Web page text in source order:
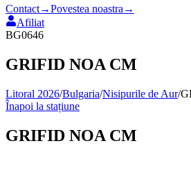
Contact→Povestea noastra →
Afiliat
BG0646
GRIFID NOA CM
Litoral 2026/Bulgaria/Nisipurile de Aur/
Înapoi la stațiune
GRIFID NOA CM